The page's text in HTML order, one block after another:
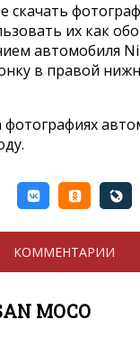
скачать
их как
автомобиля
в правой
КОММЕНТАРИИ
MOCO